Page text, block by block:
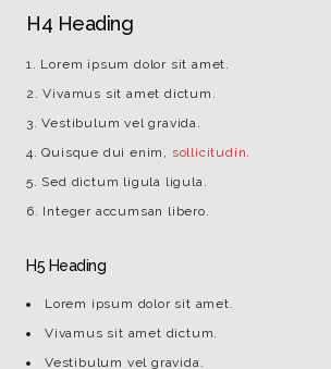
H4 Heading
Lorem ipsum dolor sit amet.
Vivamus sit amet dictum.
Vestibulum vel gravida.
Quisque dui enim, sollicitudin.
Sed dictum ligula ligula.
Integer accumsan libero.
H5 Heading
Lorem ipsum dolor sit amet.
Vivamus sit amet dictum.
Vestibulum vel gravida.